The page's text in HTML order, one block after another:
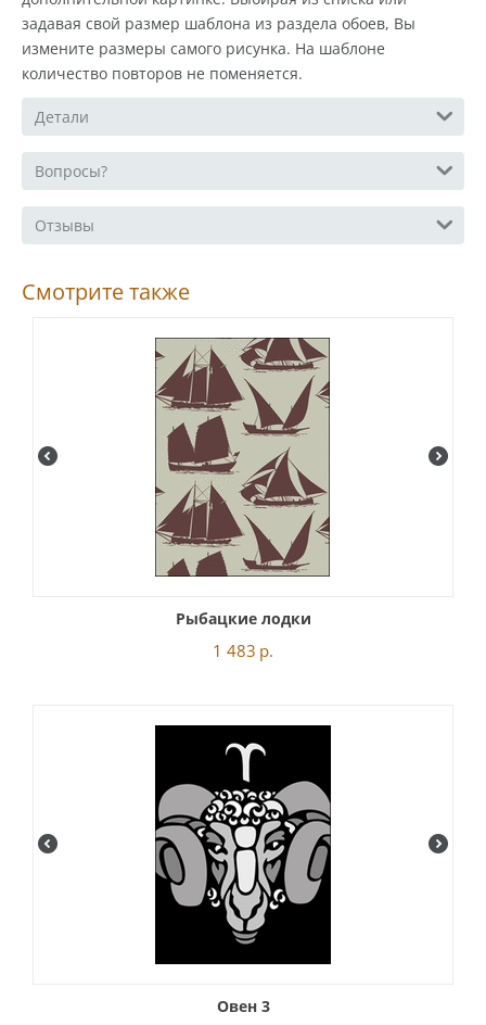
задавая свой размер шаблона из раздела обоев, Вы
измените размеры самого рисунка. На шаблоне
количество повторов не поменяется.
Детали
Вопросы?
Отзывы
Смотрите также
Рыбацкие лодки
1 483 р.
Овен 3